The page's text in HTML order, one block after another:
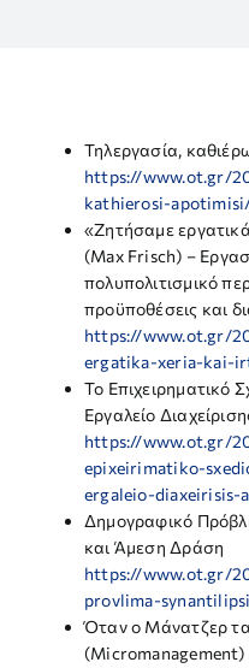
Τηλεργασία,
https://www.ot.gr/
kathierosi-
«Ζητήσαμε
(Max Frisch) –
πολυπολιτισμικό
προϋποθέσεις και
https://www.ot.gr/
ergatika-xeria-kai-
Το Επιχειρηματικό
Εργαλείο
https://www.ot.gr/
epixeirimatiko-
ergaleio-
Δημογραφικό
και Άμεση Δράση
https://www.ot.gr/
provlima-
Όταν ο Μάνατζερ
(Micromanagement)